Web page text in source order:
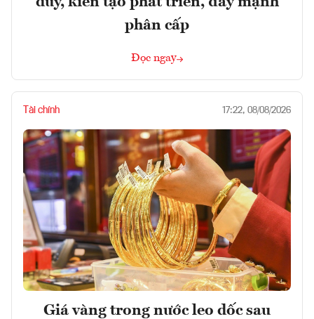
phân cấp
Đọc ngay
Tài chính 17:22, 08/08/2026
Giá vàng trong nước leo dốc sau